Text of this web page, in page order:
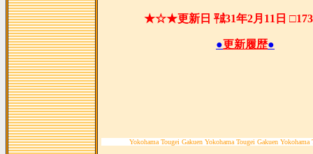
★☆★更新日 ㍻31年2月11日
●更新履歴●
Yokohama Tougei Gakuen Yokohama Tougei Gakuen